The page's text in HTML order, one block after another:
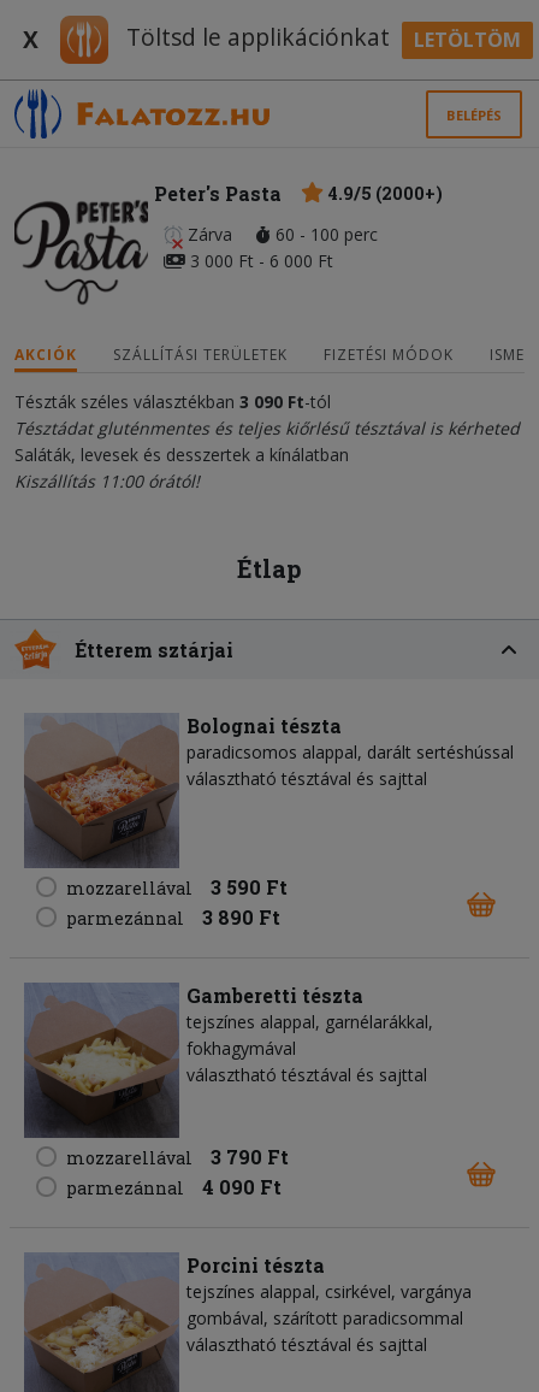
X Töltsd le applikációnkat LETÖLTÖM
BELÉPÉS
Peter's Pasta
4.9/5 (2000+)
Zárva
60 - 100 perc
3 000 Ft - 6 000 Ft
AKCIÓK SZÁLLÍTÁSI TERÜLETEK FIZETÉSI MÓDOK
Tészták széles választékban 3 090 Ft-tól
Tésztádat gluténmentes és teljes kiőrlésű tésztával is kérheted
Saláták, levesek és desszertek a kínálatban
Kiszállítás 11:00 órától!
Étlap
Étterem sztárjai
Bolognai tészta
paradicsomos alappal, darált sertéshússal
választható tésztával és sajttal
mozzarellával 3 590 Ft
parmezánnal 3 890 Ft
Gamberetti tészta
tejszínes alappal, garnélarákkal,
fokhagymával
választható tésztával és sajttal
mozzarellával 3 790 Ft
parmezánnal 4 090 Ft
Porcini tészta
tejszínes alappal, csirkével, vargánya
gombával, szárított paradicsommal
választható tésztával és sajttal